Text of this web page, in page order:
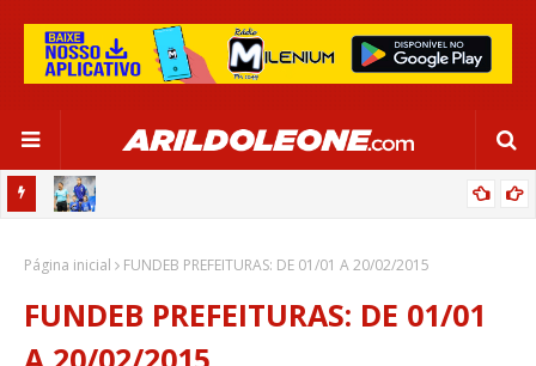
SALVADOR
Página inicial FUNDEB PREFEITURAS: DE 01/01 A 20/02/2015
FUNDEB PREFEITURAS: DE 01/01